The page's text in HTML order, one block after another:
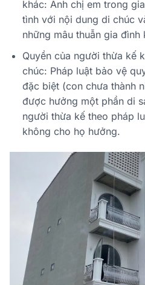
khác: Anh chị em trong
tình với nội dung di chúc
những mâu thuẫn gia
Quyền của người thừa kế
chúc: Pháp luật bảo vệ
đặc biệt (con chưa thành
được hưởng một phần di
người thừa kế theo pháp
không cho họ hưởng.